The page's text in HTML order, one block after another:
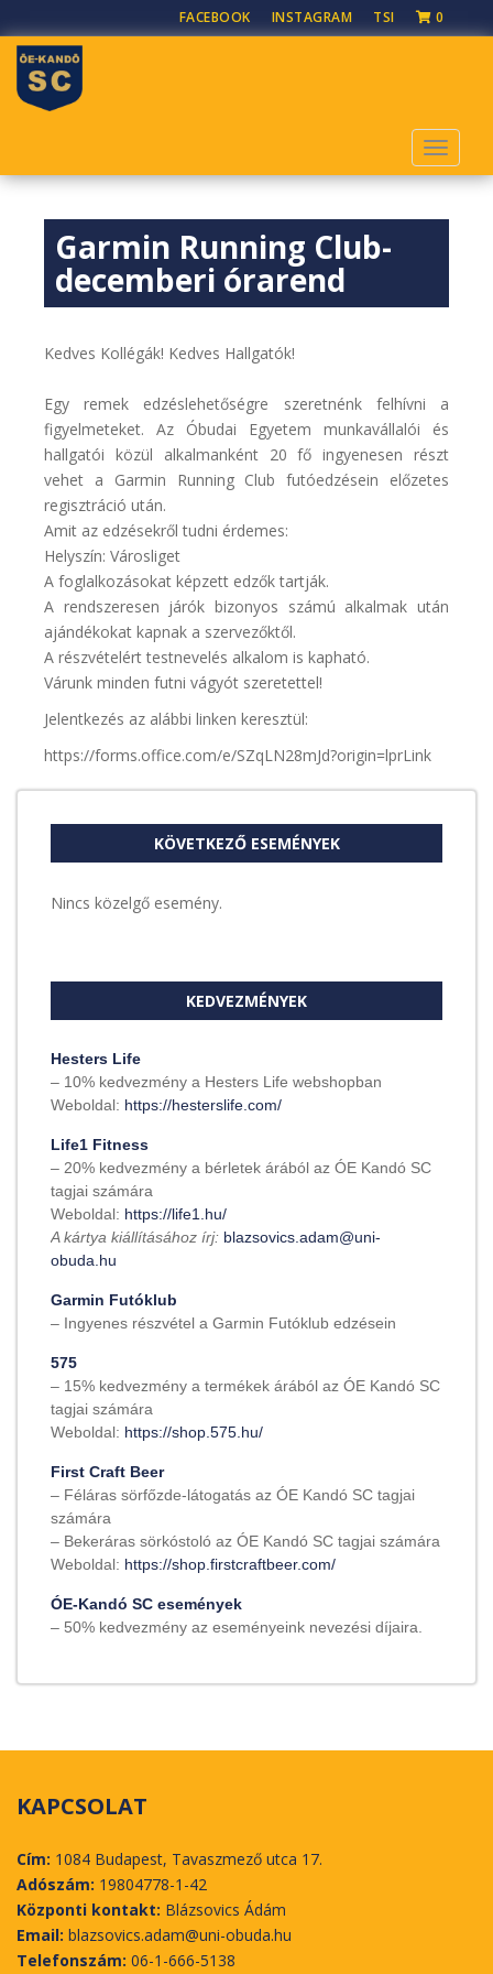
k
FACEBOOK INSTAGRAM TSI 0
Garmin Running Club-
decemberi órarend
Kedves Kollégák! Kedves Hallgatók!
Egy remek edzéslehetőségre szeretnénk felhívni a
figyelmeteket. Az Óbudai Egyetem munkavállalói és
hallgatói közül alkalmanként 20 fő ingyenesen részt
vehet a Garmin Running Club futóedzésein előzetes
regisztráció után.
Amit az edzésekről tudni érdemes:
Helyszín: Városliget
A foglalkozásokat képzett edzők tartják.
A rendszeresen járók bizonyos számú alkalmak után
ajándékokat kapnak a szervezőktől.
A részvételért testnevelés alkalom is kapható.
Várunk minden futni vágyót szeretettel!
Jelentkezés az alábbi linken keresztül:
https://forms.office.com/e/SZqLN28mJd?origin=lprLink
KÖVETKEZŐ ESEMÉNYEK
Nincs közelgő esemény.
KEDVEZMÉNYEK
Hesters Life
– 10% kedvezmény a Hesters Life webshopban
Weboldal: https://hesterslife.com/
Life1 Fitness
– 20% kedvezmény a bérletek árából az ÓE Kandó SC
tagjai számára
Weboldal: https://life1.hu/
A kártya kiállításához írj: blazsovics.adam@uni-
obuda.hu
Garmin Futóklub
– Ingyenes részvétel a Garmin Futóklub edzésein
575
– 15% kedvezmény a termékek árából az ÓE Kandó SC
tagjai számára
Weboldal: https://shop.575.hu/
First Craft Beer
– Féláras sörfőzde-látogatás az ÓE Kandó SC tagjai
számára
– Bekeráras sörkóstoló az ÓE Kandó SC tagjai számára
Weboldal: https://shop.firstcraftbeer.com/
ÓE-Kandó SC események
– 50% kedvezmény az eseményeink nevezési díjaira.
KAPCSOLAT
Cím: 1084 Budapest, Tavaszmező utca 17.
Adószám: 19804778-1-42
Központi kontakt: Blázsovics Ádám
Email: blazsovics.adam@uni-obuda.hu
Telefonszám: 06-1-666-5138